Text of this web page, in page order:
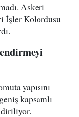
Askeri
İşler Kolordusu
yapısını
kapsamlı